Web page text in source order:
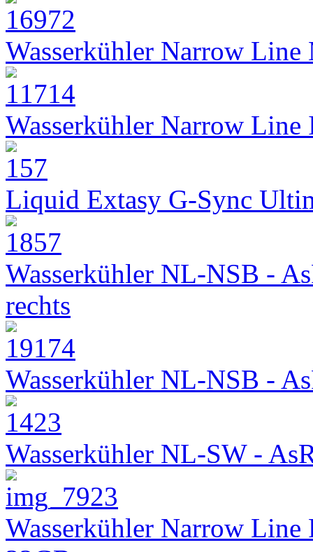
Wasserkühler Narrow
Wasserkühler Narrow
Liquid Extasy G-Sync
Wasserkühler NL-NSB -
rechts
Wasserkühler NL-NSB -
Wasserkühler NL-SW -
Wasserkühler Narrow